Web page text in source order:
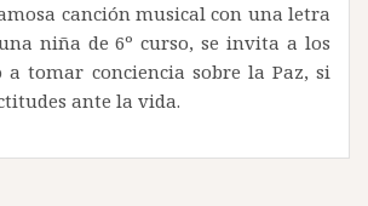
canción musical con una letra
niña de 6º curso, se invita a los
a tomar conciencia sobre la Paz, si
ante la vida.